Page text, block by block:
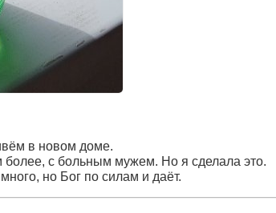
в новом доме.
с больным мужем. Но я сделала это.
но Бог по силам и даёт.